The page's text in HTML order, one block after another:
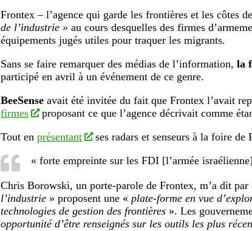
Frontex – l’agence qui garde les frontières et les côtes
de l’industrie » au cours desquelles des firmes
équipements jugés utiles pour traquer les migrants.
Sans se faire remarquer des médias de l’information, la
participé en avril à un événement de ce genre.
BeeSense avait été invitée du fait que Frontex l’avait
firmes
proposant ce que l’agence décrivait comme
Tout en présentant ses radars et senseurs à la foire de
« forte empreinte sur les FDI [l’armée
Chris Borowski, un porte-parole de Frontex, m’a dit par
l’industrie » proposent une « plate-forme en vue
technologies de gestion des frontières ». Les
opportunité d’être renseignés sur les outils les plus